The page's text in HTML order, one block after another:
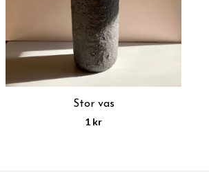
Stor vas
1 kr